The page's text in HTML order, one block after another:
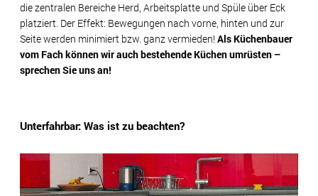
die zentralen Bereiche Herd, Arbeitsplatte und Spüle über Eck
platziert. Der Effekt: Bewegungen nach vorne, hinten und zur
Seite werden minimiert bzw. ganz vermieden! Als Küchenbauer
vom Fach können wir auch bestehende Küchen umrüsten –
sprechen Sie uns an!
Unterfahrbar: Was ist zu beachten?